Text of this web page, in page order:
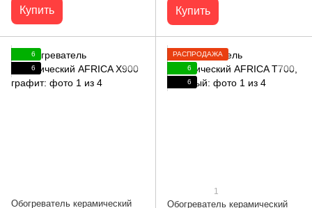
Купить Купить
6
6
Обогреватель керамический
РАСПРОДАЖА
6
6
1
Обогреватель керамический